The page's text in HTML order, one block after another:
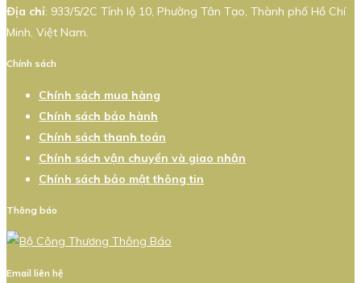
Địa chỉ: 933/5/2C Tỉnh lộ 10, Phường Tân Tạo, Thành phố Hồ Chí
Minh, Việt Nam.
Chính sách
Chính sách mua hàng
Chính sách bảo hành
Chính sách thanh toán
Chính sách vận chuyển và giao nhận
Chính sách bảo mật thông tin
Thông báo
Email liên hệ